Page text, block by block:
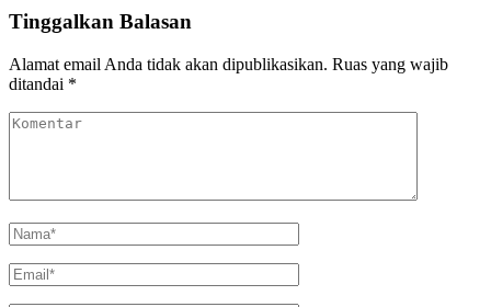
Tinggalkan Balasan
Alamat email Anda tidak akan dipublikasikan. Ruas yang wajib
ditandai *